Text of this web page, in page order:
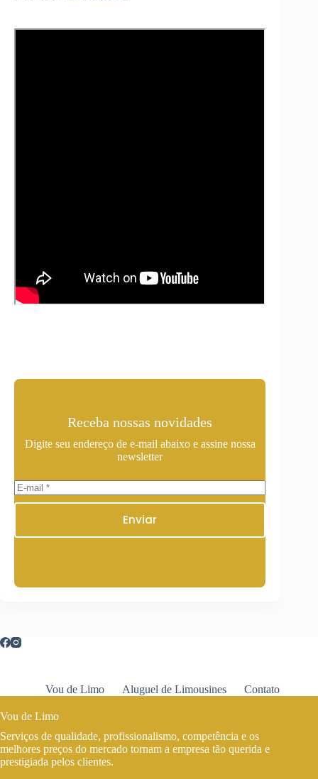
Receba nossas novidades
Digite seu endereço de e-mail abaixo e assine nossa
newsletter
Enviar
Vou de Limo Aluguel de Limousines Contato
Vou de Limo
Serviços de qualidade, profissionalismo, competência e os
melhores preços do mercado tornam a empresa tão querida e
prestigiada pelos clientes.